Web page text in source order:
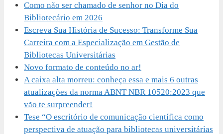
Como não ser chamado de senhor no Dia do
Bibliotecário em 2026
Escreva Sua História de Sucesso: Transforme Sua
Carreira com a Especialização em Gestão de
Bibliotecas Universitárias
Novo formato de conteúdo no ar!
A caixa alta morreu: conheça essa e mais 6 outras
atualizações da norma ABNT NBR 10520:2023 que
vão te surpreender!
Tese “O escritório de comunicação científica como
perspectiva de atuação para bibliotecas universitárias